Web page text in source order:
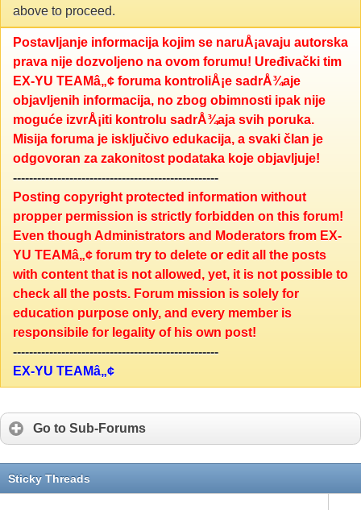
above to proceed.
Postavljanje informacija kojim se naruÅ¡avaju autorska
prava nije dozvoljeno na ovom forumu! Uređivački tim
EX-YU TEAMâ„¢ foruma kontroliÅ¡e sadrÅ¾aje
objavljenih informacija, no zbog obimnosti ipak nije
moguće izvrÅ¡iti kontrolu sadrÅ¾aja svih poruka.
Misija foruma je isključivo edukacija, a svaki član je
odgovoran za zakonitost podataka koje objavljuje!
---------------------------------------------------
Posting copyright protected information without
propper permission is strictly forbidden on this forum!
Even though Administrators and Moderators from EX-
YU TEAMâ„¢ forum try to delete or edit all the posts
with content that is not allowed, yet, it is not possible to
check all the posts. Forum mission is solely for
education purpose only, and every member is
responsibile for legality of his own post!
---------------------------------------------------
EX-YU TEAMâ„¢
Go to Sub-Forums
Sticky Threads